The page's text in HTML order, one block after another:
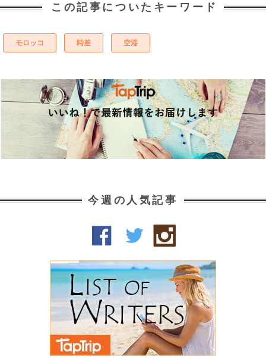
この記事についたキーワード
モロッコ 時差 空港
今週の人気記事